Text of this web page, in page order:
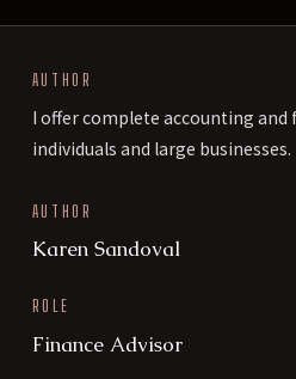
AUTHOR
I offer complete accounting and
individuals and large businesses.
AUTHOR
Karen Sandoval
ROLE
Finance Advisor